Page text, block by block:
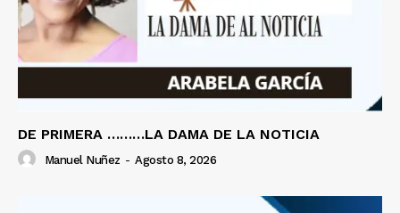
DE PRIMERA ………LA DAMA DE LA NOTICIA
Manuel Nuñez - Agosto 8, 2026